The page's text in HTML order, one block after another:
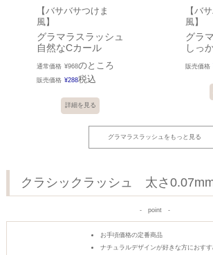
【バサバサつけま
風】
グラマラスラッシュ
自然なCカール
通常価格 ¥968のところ
販売価格 ¥288税込
詳細を見る
【バ
風】
グラ
しっ
販売価格
グラマラスラッシュをもっと見る
クラシックラッシュ 太さ
point
お手頃価格の定番商品
ナチュラルデザインが好きな方におす